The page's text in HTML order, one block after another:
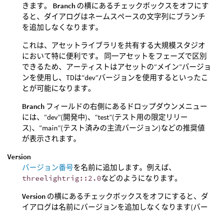
きます。 Branch の横にあるチェックボックスをオフにす
ると、ダイアログはネームスペースの文字列にブランチ
を追加しなくなります。
これは、アセットライブラリを共有する大規模スタジオ
において特に便利です。 同一アセットをフェーズで区別
できるため、アーティストはアセットの“メイン”バージョ
ンを使用し、TDは“dev”バージョンを使用するといったこ
とが可能になります。
Branch フィールドの右側にあるドロップダウンメニュー
には、“dev”(開発中)、“test”(テスト用の限定リリー
ス)、“main”(テスト済みの主流バージョン)などの推奨値
が表示されます。
Version
バージョン番号を名前に追加します。例えば、
threelightrig::2.0などのようになります。
Version の横にあるチェックボックスをオフにすると、ダ
イアログは名前にバージョンを追加しなくなります(バー